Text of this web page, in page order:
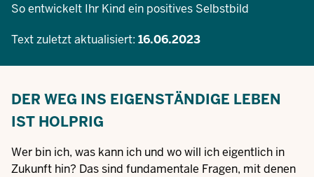
So entwickelt Ihr Kind ein positives Selbstbild
Text zuletzt aktualisiert: 16.06.2023
DER WEG INS EIGENSTÄNDIGE LEBEN
IST HOLPRIG
Wer bin ich, was kann ich und wo will ich eigentlich in
Zukunft hin? Das sind fundamentale Fragen, mit denen